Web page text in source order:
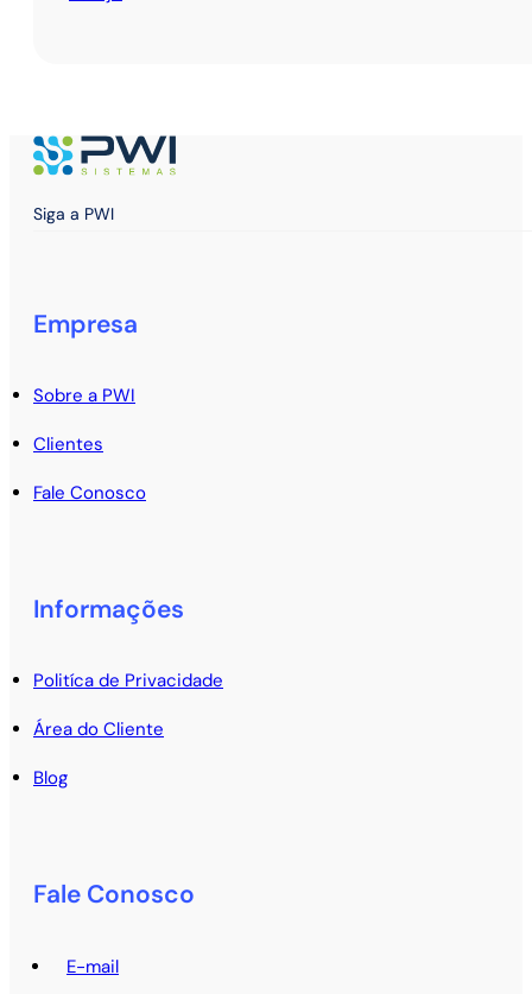
Siga a PWI
Empresa
Sobre a PWI
Clientes
Fale Conosco
Informações
Politíca de Privacidade
Área do Cliente
Blog
Fale Conosco
E-mail